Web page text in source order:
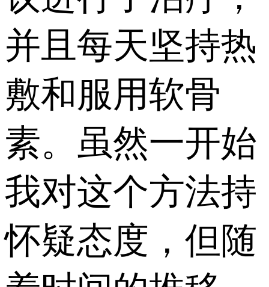
并且每天坚持热
敷和服用软骨
素。虽然一开始
我对这个方法持
怀疑态度，但随